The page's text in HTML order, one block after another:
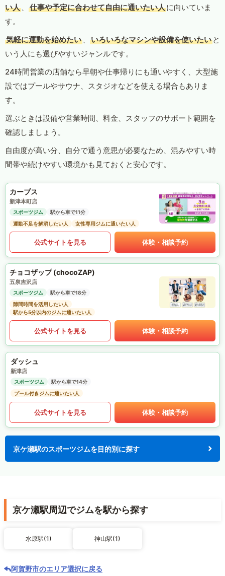
い人 、 仕事や予定に合わせて自由に通いたい人に向いていま
す。
気軽に運動を始めたい 、 いろいろなマシンや設備を使いたい と
いう人にも選びやすいジャンルです。
24時間営業の店舗なら早朝や仕事帰りにも通いやすく、大型施
設ではプールやサウナ、スタジオなどを使える場合もありま
す。
選ぶときは設備や営業時間、料金、スタッフのサポート範囲を
確認しましょう。
自由度が高い分、自分で通う意思が必要なため、混みやすい時
間帯や続けやすい環境かも見ておくと安心です。
カーブス
新津本町店
スポーツジム
駅から車で11分
運動不足を解消したい人
女性専用ジムに通いたい人
公式サイトを見る 体験・相談予約
チョコザップ (chocoZAP)
五泉吉沢店
スポーツジム
駅から車で18分
隙間時間を活用したい人
駅から5分以内のジムに通いたい人
公式サイトを見る 体験・相談予約
ダッシュ
新津店
スポーツジム
駅から車で14分
プール付きジムに通いたい人
公式サイトを見る 体験・相談予約
京ケ瀬駅のスポーツジムを目的別に探す
京ケ瀬駅周辺でジムを駅から探す
水原駅(1) 神山駅(1)
阿賀野市のエリア選択に戻る